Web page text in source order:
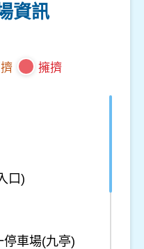
資訊
擁擠
口)
停車場(九亭)